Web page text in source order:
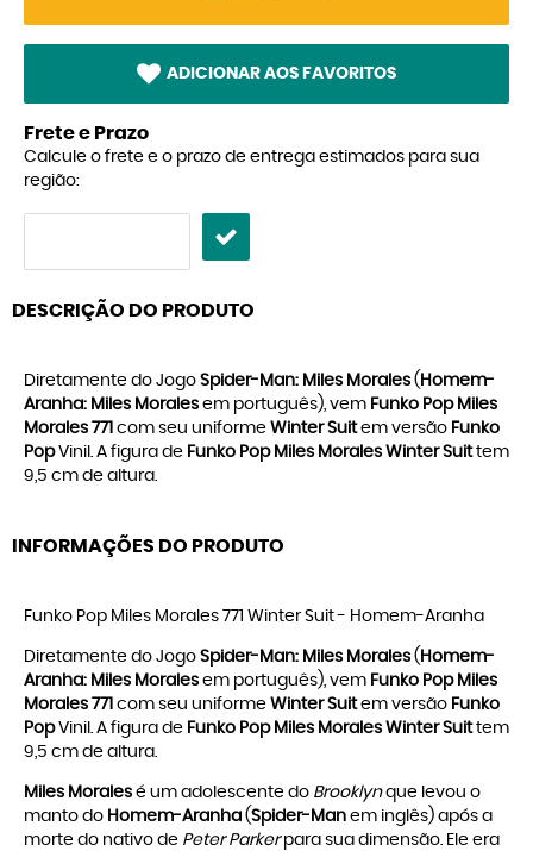
ADICIONAR AOS FAVORITOS
Frete e Prazo
Calcule o frete e o prazo de entrega estimados para sua
região:
DESCRIÇÃO DO PRODUTO
Diretamente do Jogo Spider-Man: Miles Morales ( Homem-
Aranha: Miles Morales em português), vem Funko Pop Miles
Morales 771 com seu uniforme Winter Suitem versão Funko
PopVinil. A figura de Funko Pop Miles Morales Winter Suittem
9,5 cm de altura.
INFORMAÇÕES DO PRODUTO
Funko Pop Miles Morales 771 Winter Suit - Homem-Aranha
Diretamente do Jogo Spider-Man: Miles Morales ( Homem-
Aranha: Miles Morales em português), vem Funko Pop Miles
Morales 771 com seu uniforme Winter Suitem versão Funko
PopVinil. A figura de Funko Pop Miles Morales Winter Suittem
9,5 cm de altura.
Miles Morales é um adolescente do Brooklynque levou o
manto do Homem-Aranha (Spider-Man em inglês) após a
morte do nativo de Peter Parkerpara sua dimensão. Ele era